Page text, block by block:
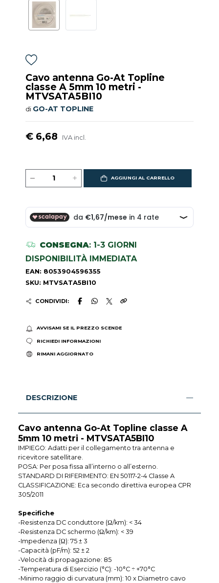
Cavo antenna Go-At Topline
classe A 5mm 10 metri -
MTVSATA5BI10
di GO-AT TOPLINE
€ 6,68 IVA incl.
AGGIUNGI AL CARRELLO
CONSEGNA: 1-3 GIORNI
DISPONIBILITÀ IMMEDIATA
EAN: 8053904596355
SKU: MTVSATA5BI10
CONDIVIDI:
AVVISAMI SE IL PREZZO SCENDE
RICHIEDI INFORMAZIONI
RIMANI AGGIORNATO
DESCRIZIONE
Cavo antenna Go-At Topline classe A
5mm 10 metri - MTVSATA5BI10
IMPIEGO: Adatti per il collegamento tra antenna e
ricevitore satellitare.
POSA: Per posa fissa all’interno o all’esterno.
STANDARD DI RIFERIMENTO: EN 50117-2-4 Classe A
CLASSIFICAZIONE: Eca secondo direttiva europea CPR
305/2011
Specifiche
-Resistenza DC conduttore (Ω/km): < 34
-Resistenza DC schermo (Ω/km): < 39
-Impedenza (Ω): 75 ± 3
-Capacità (pF/m): 52 ± 2
-Velocità di propagazione: 85
-Temperatura di Esercizio (°C): -10°C ÷ +70°C
-Minimo raggio di curvatura (mm): 10 x Diametro cavo